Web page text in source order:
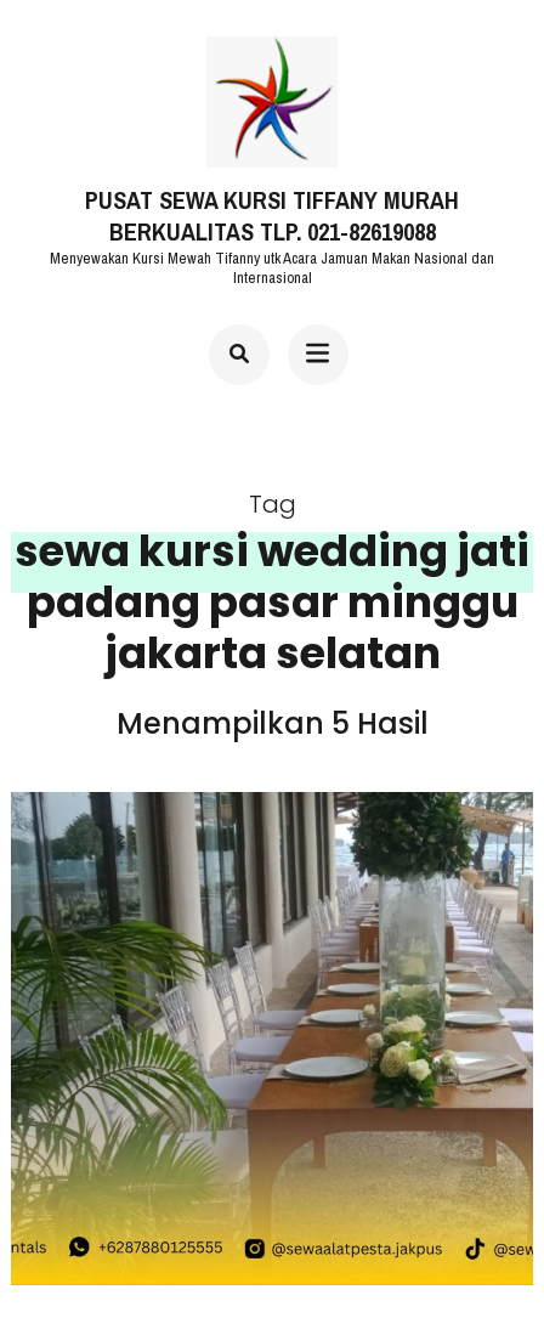
PUSAT SEWA KURSI TIFFANY MURAH
BERKUALITAS TLP. 021-82619088
Menyewakan Kursi Mewah Tifanny utk Acara Jamuan Makan Nasional dan
Internasional
Tag
sewa kursi wedding jati
padang pasar minggu
jakarta selatan
Menampilkan 5 Hasil